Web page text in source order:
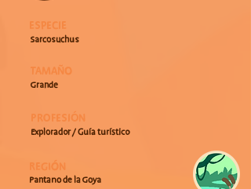
ESPECIE
Sarcosuchus
TAMAÑO
Grande
PROFESIÓN
Explorador / Guía turístico
REGIÓN
Pantano de la Goya